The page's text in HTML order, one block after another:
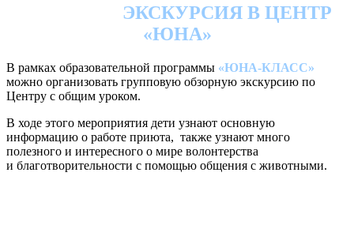
ЭКСКУРСИЯ В ЦЕНТР
«ЮНА»
В рамках образовательной программы «ЮНА-КЛАСС»
можно организовать групповую обзорную экскурсию по
Центру c общим уроком.
В ходе этого мероприятия дети узнают основную
информацию о работе приюта, также узнают много
полезного и интересного о мире волонтерства
и благотворительности с помощью общения с животными.